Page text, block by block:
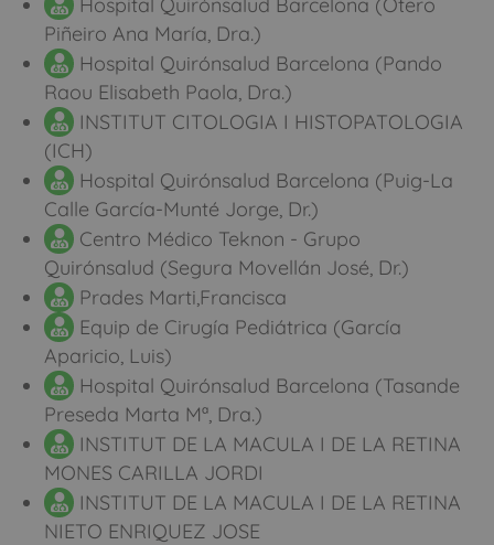
Piñeiro Ana María, Dra.)
Hospital Quirónsalud Barcelona (Pando
Raou Elisabeth Paola, Dra.)
INSTITUT CITOLOGIA I HISTOPATOLOGIA
(ICH)
Hospital Quirónsalud Barcelona (Puig-La
Calle García-Munté Jorge, Dr.)
Centro Médico Teknon - Grupo
Quirónsalud (Segura Movellán José, Dr.)
Prades Marti,Francisca
Equip de Cirugía Pediátrica (García
Aparicio, Luis)
Hospital Quirónsalud Barcelona (Tasande
Preseda Marta Mª, Dra.)
INSTITUT DE LA MACULA I DE LA RETINA
MONES CARILLA JORDI
INSTITUT DE LA MACULA I DE LA RETINA
NIETO ENRIQUEZ JOSE